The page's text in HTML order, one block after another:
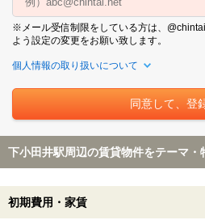
※メール受信制限をしている方は、
よう設定の変更をお願い致します。
個人情報の取り扱いについて
下小田井駅周辺の賃貸物件をテーマ・
初期費用・家賃